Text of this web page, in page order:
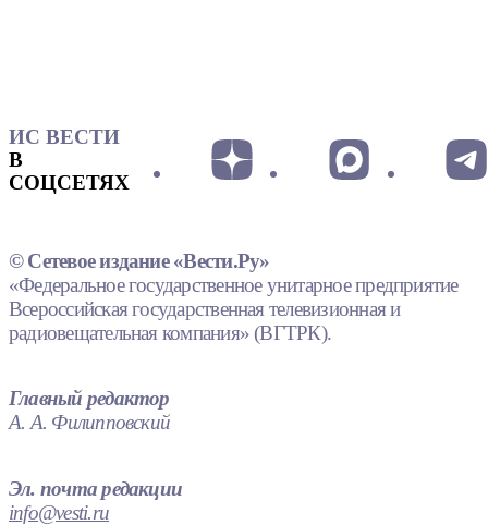
ИС ВЕСТИ
В
СОЦСЕТЯХ
© Сетевое издание «Вести.Ру»
«Федеральное государственное унитарное предприятие
Всероссийская государственная телевизионная и
радиовещательная компания» (ВГТРК).
Главный редактор
А. А. Филипповский
Эл. почта редакции
info@vesti.ru